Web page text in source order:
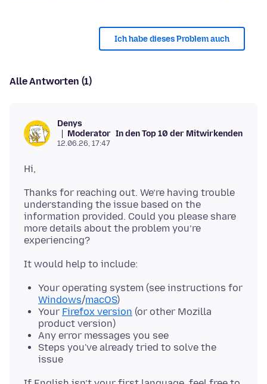
Ich habe dieses Problem auch
Alle Antworten (1)
Denys
Moderator In den Top 10 der Mitwirkenden
12.06.26, 17:47
Thanks for reaching out. We’re having trouble
understanding the issue based on the
information provided. Could you please share
more details about the problem you’re
Your operating system (see instructions for
Windows/macOS)
Your Firefox version (or other Mozilla
product version)
Any error messages you see
Steps you've already tried to solve the
issue